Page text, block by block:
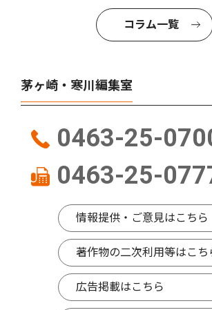
コラム一覧
茅ヶ崎・寒川編集室
0463-25-
0463-25-
情報提供・ご意見はこちら
著作物の二次利用等はこち
広告掲載はこちら